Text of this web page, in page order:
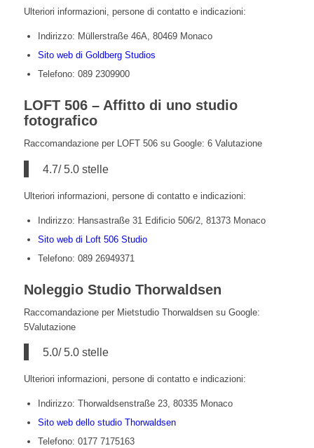
Ulteriori informazioni, persone di contatto e indicazioni:
Indirizzo: Müllerstraße 46A, 80469 Monaco
Sito web di Goldberg Studios
Telefono: 089 2309900
LOFT 506 – Affitto di uno studio
fotografico
Raccomandazione per LOFT 506 su Google: 6 Valutazione
4.7/ 5.0 stelle
Ulteriori informazioni, persone di contatto e indicazioni:
Indirizzo: Hansastraße 31 Edificio 506/2, 81373 Monaco
Sito web di Loft 506 Studio
Telefono: 089 26949371
Noleggio Studio Thorwaldsen
Raccomandazione per Mietstudio Thorwaldsen su Google:
5Valutazione
5.0/ 5.0 stelle
Ulteriori informazioni, persone di contatto e indicazioni:
Indirizzo: Thorwaldsenstraße 23, 80335 Monaco
Sito web dello studio Thorwaldsen
Telefono: 0177 7175163